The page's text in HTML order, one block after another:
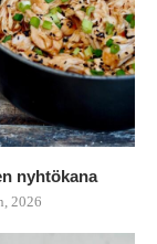
nyhtökana
2026